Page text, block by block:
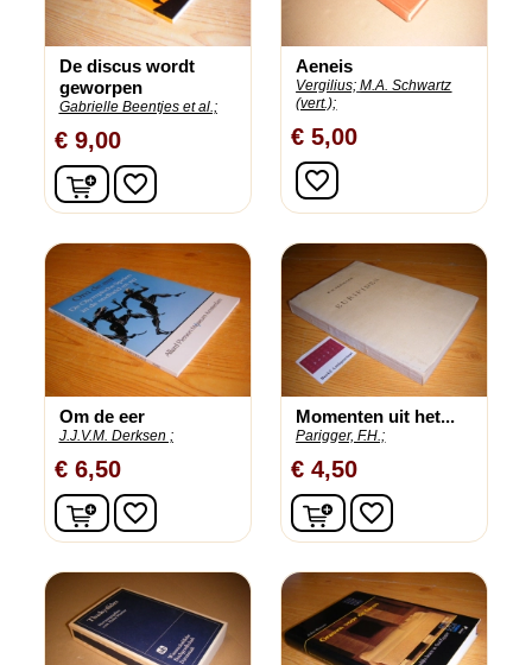
De discus wordt
geworpen
Gabrielle Beentjes et al.;
€ 9,00
In winkelwagen
favorite_border
Aeneis
Vergilius; M.A. Schwartz
(vert.);
€ 5,00
favorite_border
Om de eer
J.J.V.M. Derksen ;
€ 6,50
In winkelwagen
favorite_border
Momenten uit het...
Parigger, F.H.;
€ 4,50
In winkelwagen
favorite_border